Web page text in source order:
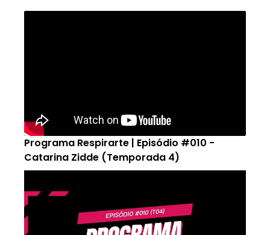
Programa Respirarte | Episódio #010 -
Catarina Zidde (Temporada 4)